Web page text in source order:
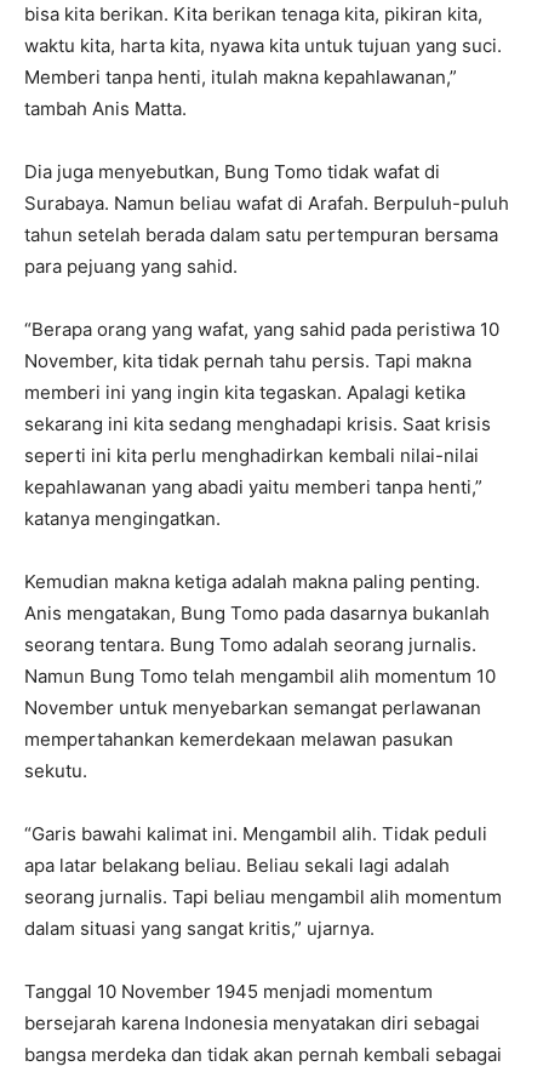
bisa kita berikan. Kita berikan tenaga kita, pikiran kita,
waktu kita, harta kita, nyawa kita untuk tujuan yang suci.
Memberi tanpa henti, itulah makna kepahlawanan,”
tambah Anis Matta.
Dia juga menyebutkan, Bung Tomo tidak wafat di
Surabaya. Namun beliau wafat di Arafah. Berpuluh-puluh
tahun setelah berada dalam satu pertempuran bersama
para pejuang yang sahid.
“Berapa orang yang wafat, yang sahid pada peristiwa 10
November, kita tidak pernah tahu persis. Tapi makna
memberi ini yang ingin kita tegaskan. Apalagi ketika
sekarang ini kita sedang menghadapi krisis. Saat krisis
seperti ini kita perlu menghadirkan kembali nilai-nilai
kepahlawanan yang abadi yaitu memberi tanpa henti,”
katanya mengingatkan.
Kemudian makna ketiga adalah makna paling penting.
Anis mengatakan, Bung Tomo pada dasarnya bukanlah
seorang tentara. Bung Tomo adalah seorang jurnalis.
Namun Bung Tomo telah mengambil alih momentum 10
November untuk menyebarkan semangat perlawanan
mempertahankan kemerdekaan melawan pasukan
sekutu.
“Garis bawahi kalimat ini. Mengambil alih. Tidak peduli
apa latar belakang beliau. Beliau sekali lagi adalah
seorang jurnalis. Tapi beliau mengambil alih momentum
dalam situasi yang sangat kritis,” ujarnya.
Tanggal 10 November 1945 menjadi momentum
bersejarah karena Indonesia menyatakan diri sebagai
bangsa merdeka dan tidak akan pernah kembali sebagai